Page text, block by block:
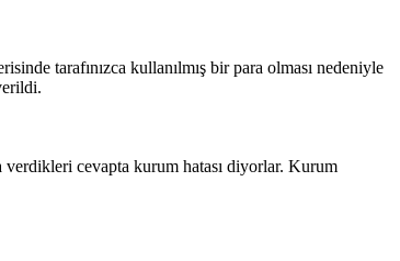
tarafınızca kullanılmış bir para olması nedeniyle
verdikleri cevapta kurum hatası diyorlar. Kurum